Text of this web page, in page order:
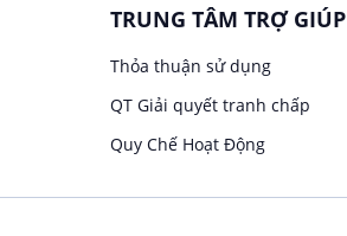
TRUNG TÂM TRỢ GIÚP
Thỏa thuận sử dụng
QT Giải quyết tranh chấp
Quy Chế Hoạt Động